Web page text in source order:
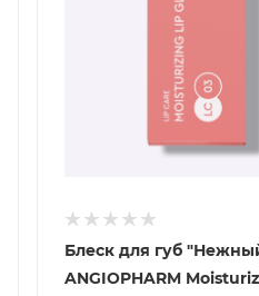
Блеск для губ
ANGIOPHARM